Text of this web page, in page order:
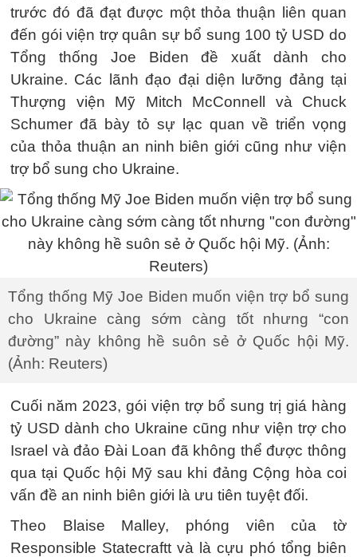
trước đó đã đạt được một thỏa thuận liên quan
đến gói viện trợ quân sự bổ sung 100 tỷ USD do
Tổng thống Joe Biden đề xuất dành cho
Ukraine. Các lãnh đạo đại diện lưỡng đảng tại
Thượng viện Mỹ Mitch McConnell và Chuck
Schumer đã bày tỏ sự lạc quan về triển vọng
của thỏa thuận an ninh biên giới cũng như viện
trợ bổ sung cho Ukraine.
Tổng thống Mỹ Joe Biden muốn viện trợ bổ sung
cho Ukraine càng sớm càng tốt nhưng “con
đường” này không hề suôn sẻ ở Quốc hội Mỹ.
(Ảnh: Reuters)
Cuối năm 2023, gói viện trợ bổ sung trị giá hàng
tỷ USD dành cho Ukraine cũng như viện trợ cho
Israel và đảo Đài Loan đã không thể được thông
qua tại Quốc hội Mỹ sau khi đảng Cộng hòa coi
vấn đề an ninh biên giới là ưu tiên tuyệt đối.
Theo Blaise Malley, phóng viên của tờ
Responsible Statecraftt và là cựu phó tổng biên